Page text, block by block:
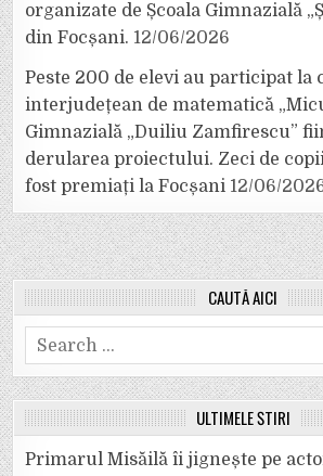
organizate de Școala Gimnazială
din Focșani. 12/06/2026
Peste 200 de elevi au participat la
interjudețean de matematică
Gimnazială „Duiliu Zamfirescu”
derularea proiectului. Zeci de
fost premiați la Focșani 12/06/
CAUTĂ AICI
Search
for:
ULTIMELE ȘTIRI
Primarul Misăilă îi jignește pe